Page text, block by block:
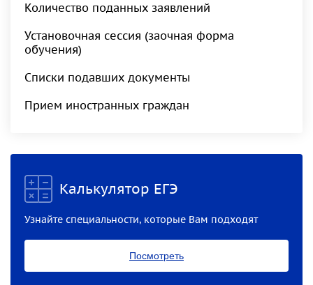
Количество поданных заявлений
Установочная сессия (заочная форма
обучения)
Списки подавших документы
Прием иностранных граждан
Калькулятор ЕГЭ
Узнайте специальности, которые Вам подходят
Посмотреть